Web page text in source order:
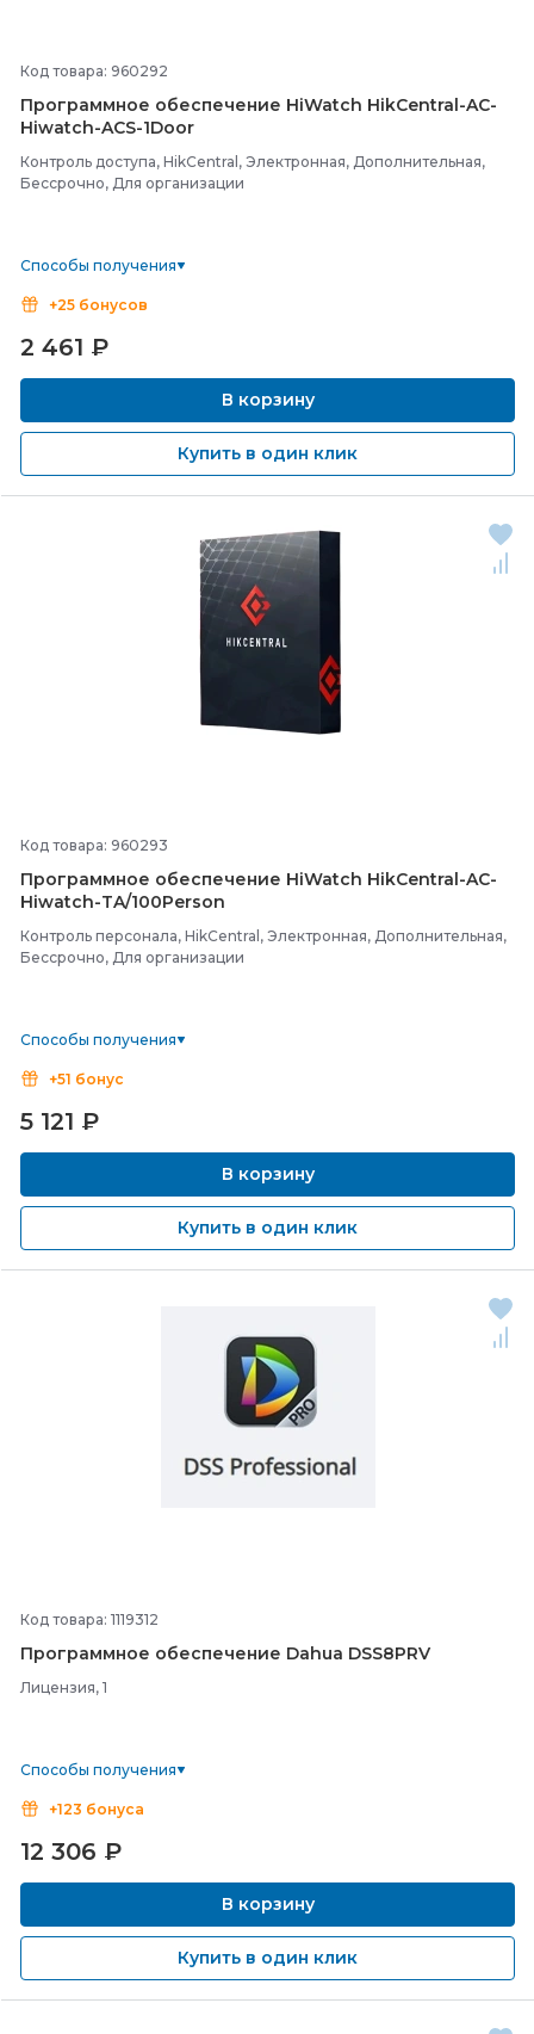
Код товара: 960292
Программное обеспечение HiWatch HikCentral-AC-
Hiwatch-ACS-1Door
Контроль доступа, HikCentral, Электронная, Дополнительная,
Бессрочно, Для организации
Способы получения
+25 бонусов
2 461 ₽
В корзину
Купить в один клик
Код товара: 960293
Программное обеспечение HiWatch HikCentral-AC-
Hiwatch-TA/100Person
Контроль персонала, HikCentral, Электронная, Дополнительная,
Бессрочно, Для организации
Способы получения
+51 бонус
5 121 ₽
В корзину
Купить в один клик
Код товара: 1119312
Программное обеспечение Dahua DSS8PRV
Лицензия, 1
Способы получения
+123 бонуса
12 306 ₽
В корзину
Купить в один клик